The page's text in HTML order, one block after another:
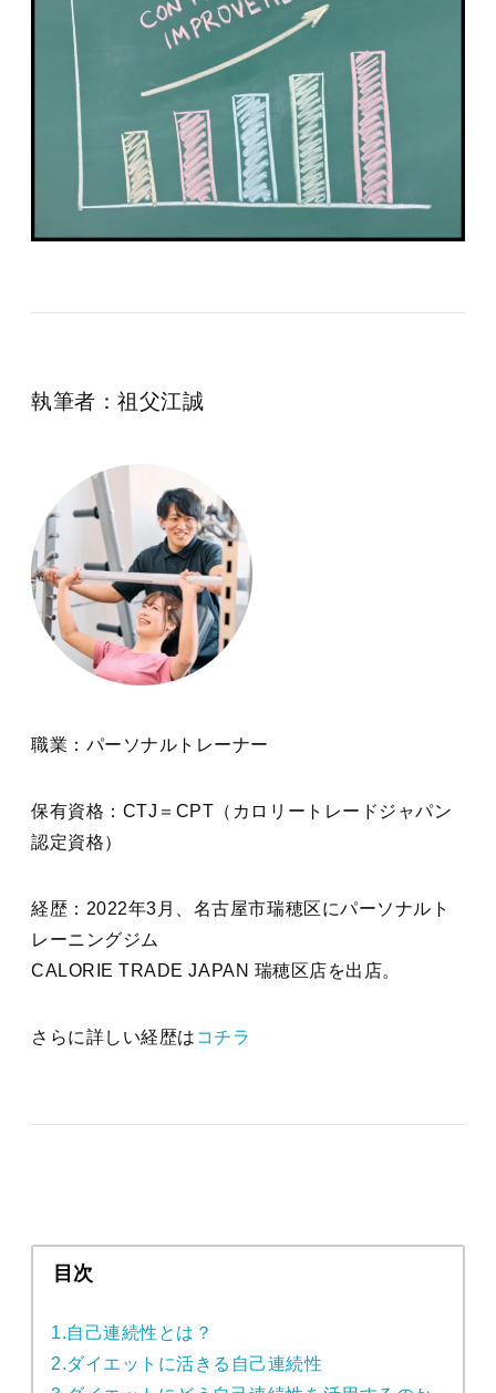
執筆者：祖父江誠
職業：パーソナルトレーナー
保有資格：CTJ＝CPT（カロリートレードジャパン
認定資格）
経歴：2022年3月、名古屋市瑞穂区にパーソナルト
レーニングジム
CALORIE TRADE JAPAN 瑞穂区店を出店。
さらに詳しい経歴は コチラ
目次
1.自己連続性とは？
2.ダイエットに活きる自己連続性